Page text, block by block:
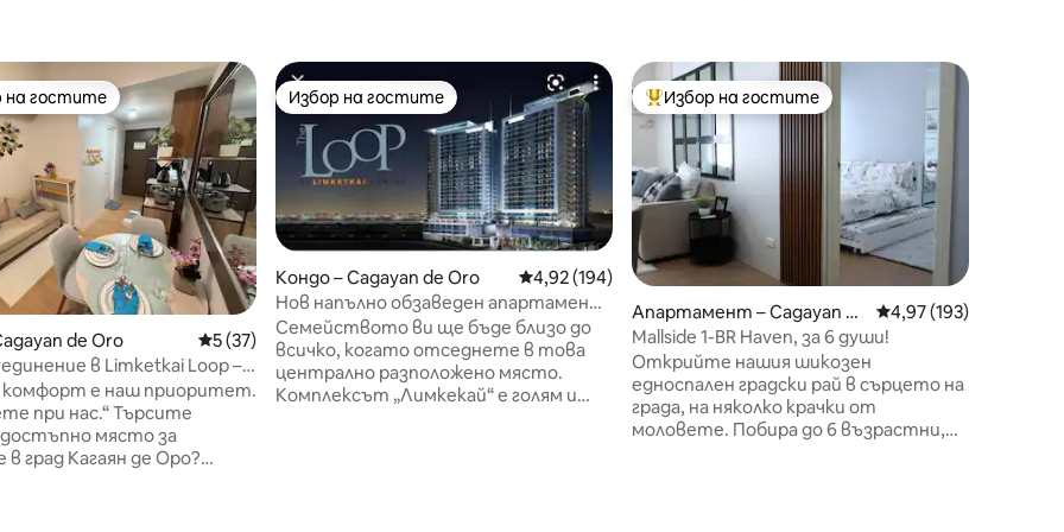
140 отзива
избор на гостите
на гостите
de Oro Средна оценка: 5 от 5, 37 отзива
5 (37)
в Limketkai Loop –
24F
е наш приоритет.
нас.“ Търсите
място за
в град Кагаян де Оро?
Избор на гостите
Избор на гостите
Кондо – Cagayan de Oro Средна оценка: 4,92 от 5, 194 отзива
4,92 (194)
Нов напълно обзаведен апартамент
с 2 спални в CDO
Семейството ви ще бъде близо до
всичко, когато отседнете в това
централно разположено място.
Комплексът „Лимкекай“ е голям и
Най-популярен избор на гостите
Избор на гостите
Апартамент – Cagayan de
Oro
Средна оценка: 4,97
4,97 (193)
Mallside 1-BR Haven, за 6 души!
Открийте нашия шикозен
едноспален градски рай в сърцето на
града, на няколко крачки от
моловете. Побира до 6 възрастни,